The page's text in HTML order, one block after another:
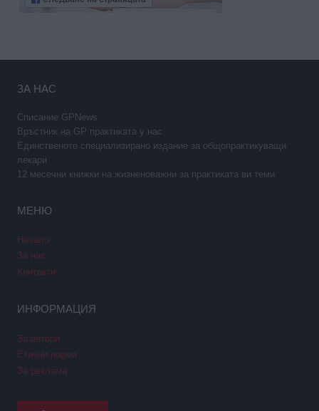
ЗА НАС
Списание GPNews
Връстник на GP практиката у нас
Единственото специализирано издание за общопрактикуващи
лекари
12 месечни книжки на жизненоважни за практиката ви теми
МЕНЮ
Начало
За нас
Контакти
ИНФОРМАЦИЯ
За автори
Етични норми
За реклама